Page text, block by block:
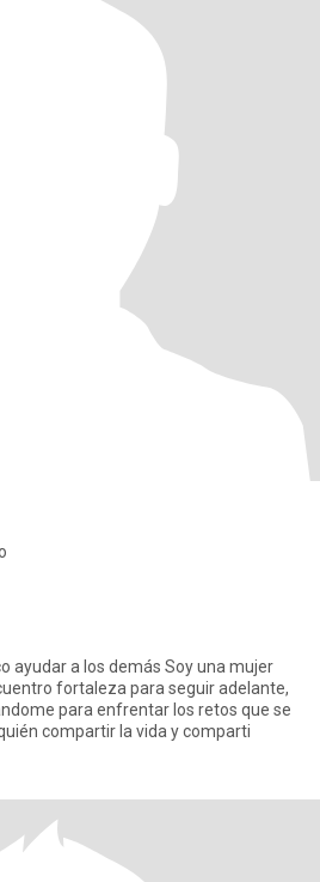
a los demás Soy una mujer
fortaleza para seguir adelante,
para enfrentar los retos que se
compartir la vida y comparti